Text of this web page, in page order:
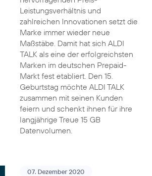
Leistungsverhältnis und
zahlreichen Innovationen setzt die
Marke immer wieder neue
Maßstäbe. Damit hat sich ALDI
TALK als eine der erfolgreichsten
Marken im deutschen Prepaid-
Markt fest etabliert. Den 15.
Geburtstag möchte ALDI TALK
zusammen mit seinen Kunden
feiern und schenkt ihnen für ihre
langjährige Treue 15 GB
Datenvolumen.
07. Dezember 2020